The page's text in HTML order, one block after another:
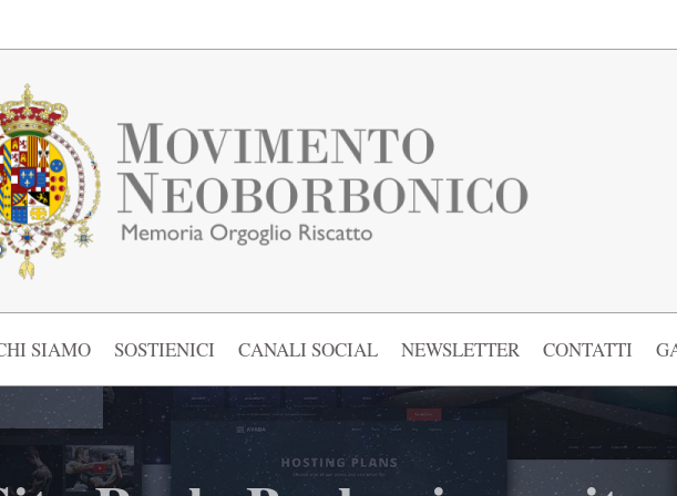
SIAMO SOSTIENICI CANALI SOCIAL NEWSLETTER CONTATTI